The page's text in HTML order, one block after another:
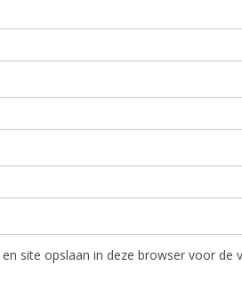
site opslaan in deze browser voor de